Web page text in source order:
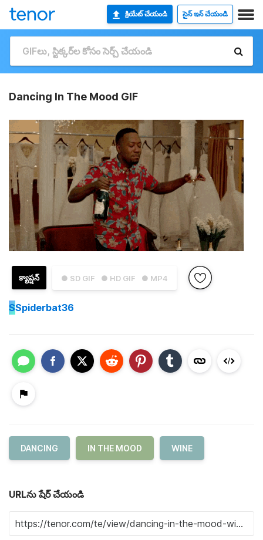
క్రియేట్ చేయండి సైన్ ఇన్ చేయండి
Dancing In The Mood GIF
● SD GIF ● HD GIF ● MP4
క్యాప్షన్
SSpiderbat36
DANCING IN THE MOOD WINE
URLను షేర్ చేయండి